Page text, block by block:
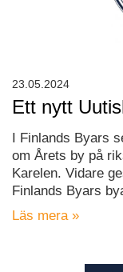
Ett nytt
I Finlands Byars
om Årets by på
Karelen. Vidare
Finlands Byars
Läs mera »
23.05.2024